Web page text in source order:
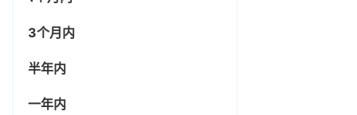
3个月内
半年内
一年内